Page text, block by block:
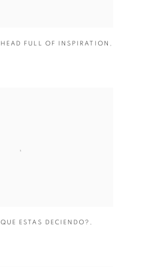
HEAD FULL OF INSPIRATION ,
QUE ESTAS DECIENDO? ,